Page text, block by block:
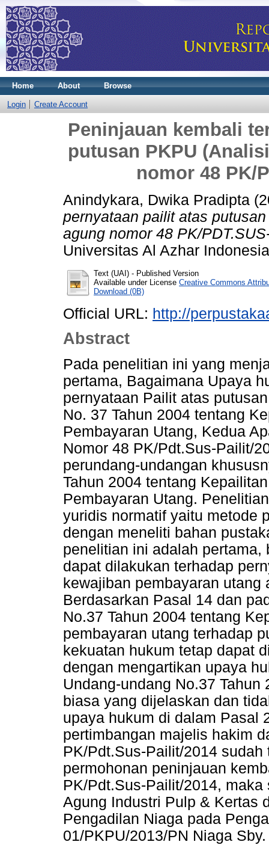
Home About Browse
Login Create Account
Peninjauan kembali
putusan PKPU
nomor 48 PK/
Anindykara, Dwika Pradipta
pernyataan pailit atas
agung nomor 48 PK/
Universitas Al Azhar
Text (UAI) - Published Version
Available under License Creative Commons
Download (0B)
Official URL: http://
Abstract
Pada penelitian ini yang
pertama, Bagaimana Upaya
pernyataan Pailit atas
No. 37 Tahun 2004 tentang
Pembayaran Utang, Kedua
Nomor 48 PK/Pdt.Sus-Pailit/
perundang-undangan
Tahun 2004 tentang
Pembayaran Utang.
yuridis normatif yaitu metode
dengan meneliti bahan
penelitian ini adalah
dapat dilakukan terhadap
kewajiban pembayaran
Berdasarkan Pasal 14 dan
No.37 Tahun 2004 tentang
pembayaran utang terhadap
kekuatan hukum tetap dapat
dengan mengartikan upaya
Undang-undang No.37
biasa yang dijelaskan dan
upaya hukum di dalam Pasal
pertimbangan majelis hakim
PK/Pdt.Sus-Pailit/2014
permohonan peninjauan
PK/Pdt.Sus-Pailit/2014,
Agung Industri Pulp & Kertas
Pengadilan Niaga pada
01/PKPU/2013/PN Niaga